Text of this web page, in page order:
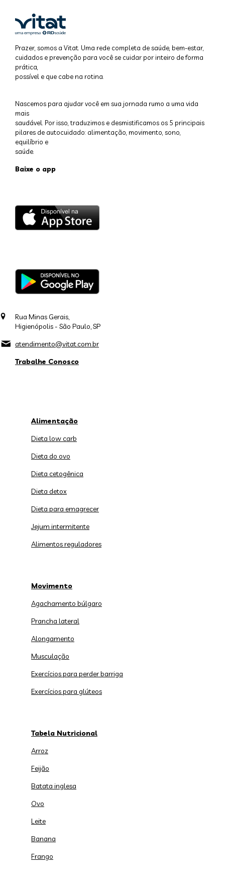
Prazer, somos a Vitat. Uma rede completa de saúde, bem-estar,
cuidados e prevenção para você se cuidar por inteiro de forma
prática,
possível e que cabe na rotina.
Nascemos para ajudar você em sua jornada rumo a uma vida
mais
saudável. Por isso, traduzimos e desmistificamos os 5 principais
pilares de autocuidado: alimentação, movimento, sono,
equilíbrio e
saúde.
Baixe o app
Rua Minas Gerais,
Higienópolis - São Paulo, SP
atendimento@vitat.com.br
Trabalhe Conosco
Alimentação
Dieta low carb
Dieta do ovo
Dieta cetogênica
Dieta detox
Dieta para emagrecer
Jejum intermitente
Alimentos reguladores
Movimento
Agachamento búlgaro
Prancha lateral
Alongamento
Musculação
Exercícios para perder barriga
Exercícios para glúteos
Tabela Nutricional
Arroz
Feijão
Batata inglesa
Ovo
Leite
Banana
Frango